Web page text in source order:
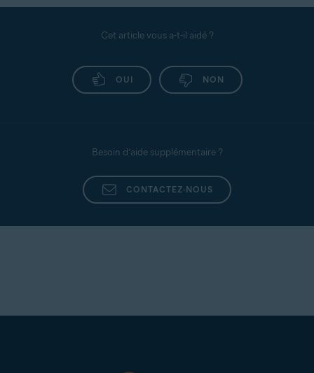
Cet article vous a-t-il aidé ?
OUI NON
Besoin d’aide supplémentaire ?
CONTACTEZ-NOUS